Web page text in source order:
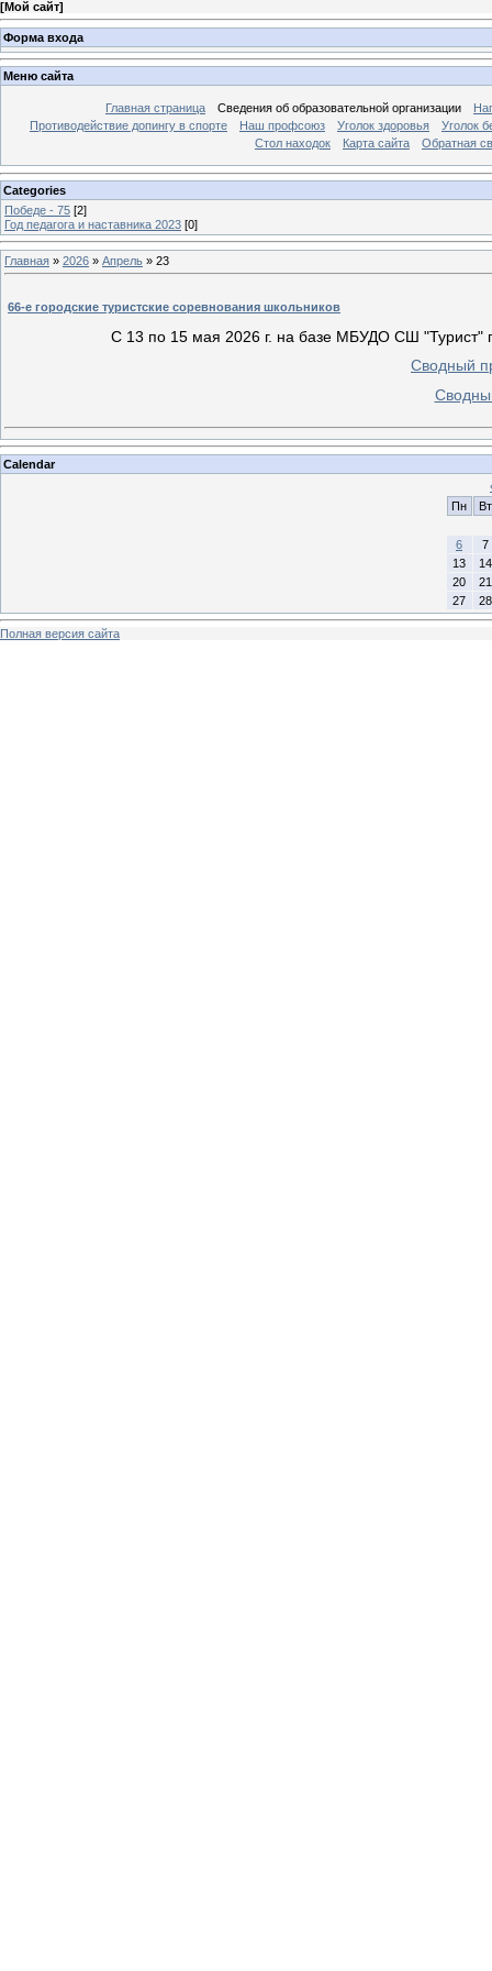
[Мой сайт]
Форма входа
Меню сайта
Главная страница Сведения об образовательной организации
Противодействие допингу в спорте
Наш профсоюз Уголок здоровья
Уголок
Стол находок
Карта сайта Обратная
Categories
Победе - 75 [2]
Год педагога и наставника 2023 [0]
Главная » 2026 » Апрель » 23
66-е городские туристские соревнования школьников
С 13 по 15 мая 2026 г. на базе МБУДО СШ "Турист"
Сводный
Calendar
Пн
Вт
6
7
13
14
20
21
27
28
Полная версия сайта